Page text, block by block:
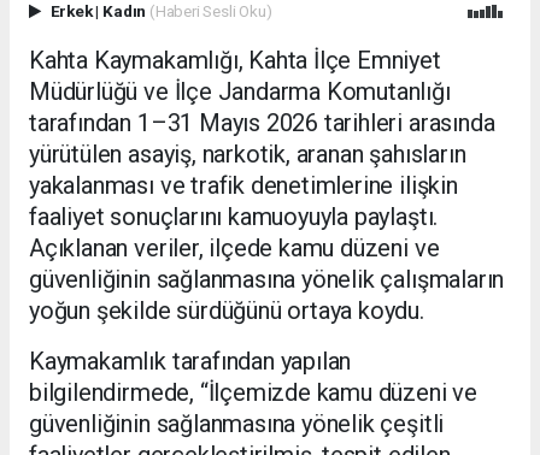
Erkek| Kadın (Haberi Sesli Oku)
Kahta Kaymakamlığı, Kahta İlçe Emniyet
Müdürlüğü ve İlçe Jandarma Komutanlığı
tarafından 1–31 Mayıs 2026 tarihleri arasında
yürütülen asayiş, narkotik, aranan şahısların
yakalanması ve trafik denetimlerine ilişkin
faaliyet sonuçlarını kamuoyuyla paylaştı.
Açıklanan veriler, ilçede kamu düzeni ve
güvenliğinin sağlanmasına yönelik çalışmaların
yoğun şekilde sürdüğünü ortaya koydu.
Kaymakamlık tarafından yapılan
bilgilendirmede, “İlçemizde kamu düzeni ve
güvenliğinin sağlanmasına yönelik çeşitli